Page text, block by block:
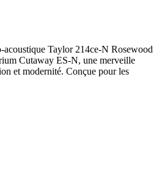
acoustique Taylor 214ce-N Rosewood
Cutaway ES-N, une merveille
et modernité. Conçue pour les